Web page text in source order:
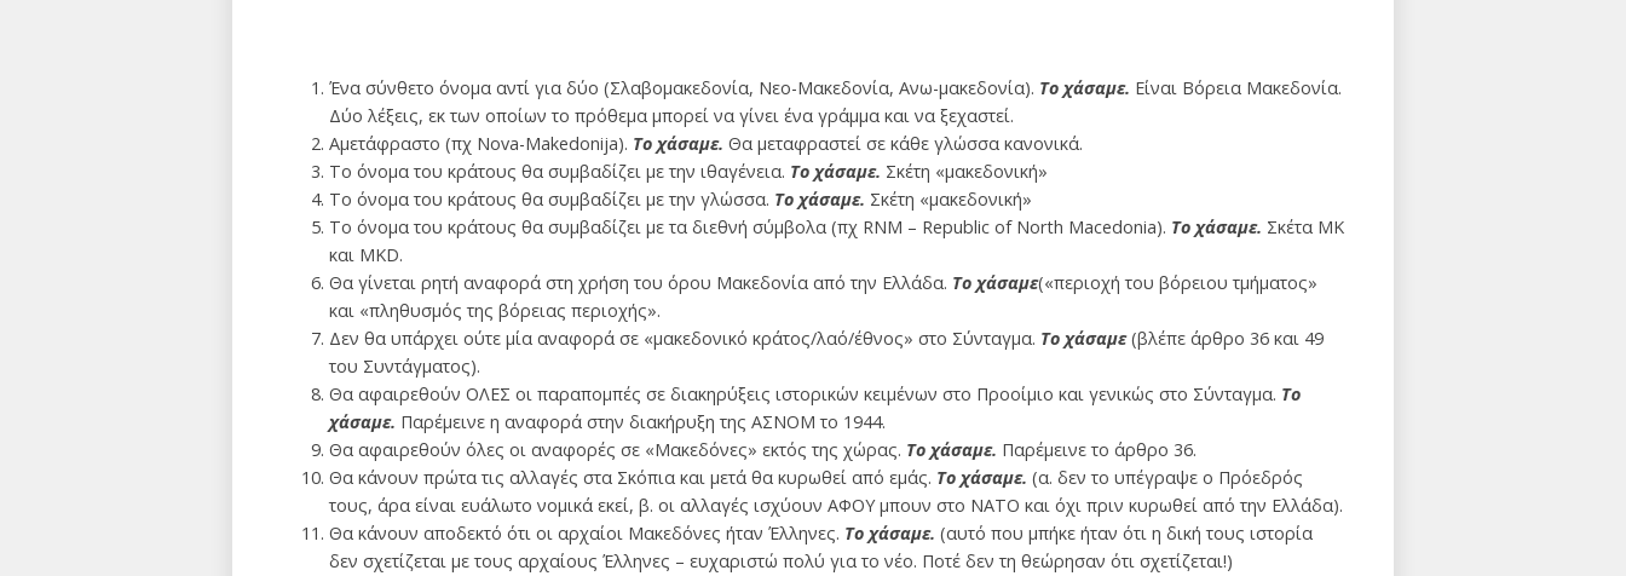
Ένα σύνθετο όνομα αντί για δύο (Σλαβομακεδονία, Νεο-Μακεδονία, Ανω-μακεδονία). Το χάσαμε. Είναι Βόρεια Μακεδονία.
Δύο λέξεις, εκ των οποίων το πρόθεμα μπορεί να γίνει ένα γράμμα και να ξεχαστεί.
Αμετάφραστο (πχ Nova-Makedonija). Το χάσαμε. Θα μεταφραστεί σε κάθε γλώσσα κανονικά.
Το όνομα του κράτους θα συμβαδίζει με την ιθαγένεια. Το χάσαμε. Σκέτη «μακεδονική»
Το όνομα του κράτους θα συμβαδίζει με την γλώσσα. Το χάσαμε. Σκέτη «μακεδονική»
Το όνομα του κράτους θα συμβαδίζει με τα διεθνή σύμβολα (πχ RNM – Republic of North Macedonia). Το χάσαμε. Σκέτα ΜΚ
και MKD.
Θα γίνεται ρητή αναφορά στη χρήση του όρου Μακεδονία από την Ελλάδα. Το χάσαμε(«περιοχή του βόρειου τμήματος»
και «πληθυσμός της βόρειας περιοχής».
Δεν θα υπάρχει ούτε μία αναφορά σε «μακεδονικό κράτος/λαό/έθνος» στο Σύνταγμα. Το χάσαμε(βλέπε άρθρο 36 και 49
του Συντάγματος).
Θα αφαιρεθούν ΟΛΕΣ οι παραπομπές σε διακηρύξεις ιστορικών κειμένων στο Προοίμιο και γενικώς στο Σύνταγμα. Το
χάσαμε. Παρέμεινε η αναφορά στην διακήρυξη της ΑΣΝΟΜ το 1944.
Θα αφαιρεθούν όλες οι αναφορές σε «Μακεδόνες» εκτός της χώρας. Το χάσαμε. Παρέμεινε το άρθρο 36.
Θα κάνουν πρώτα τις αλλαγές στα Σκόπια και μετά θα κυρωθεί από εμάς. Το χάσαμε. (α. δεν το υπέγραψε ο Πρόεδρός
τους, άρα είναι ευάλωτο νομικά εκεί, β. οι αλλαγές ισχύουν ΑΦΟΥ μπουν στο ΝΑΤΟ και όχι πριν κυρωθεί από την Ελλάδα).
Θα κάνουν αποδεκτό ότι οι αρχαίοι Μακεδόνες ήταν Έλληνες. Το χάσαμε. (αυτό που μπήκε ήταν ότι η δική τους ιστορία
δεν σχετίζεται με τους αρχαίους Έλληνες – ευχαριστώ πολύ για το νέο. Ποτέ δεν τη θεώρησαν ότι σχετίζεται!)